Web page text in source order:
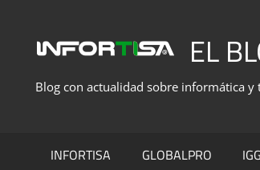
contenido
EL
Blog con actualidad sobre informática
INFORTISA GLOBALPRO